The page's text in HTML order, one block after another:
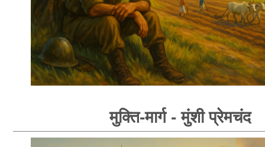
मुक्ति-मार्ग - मुंशी प्रेमचंद